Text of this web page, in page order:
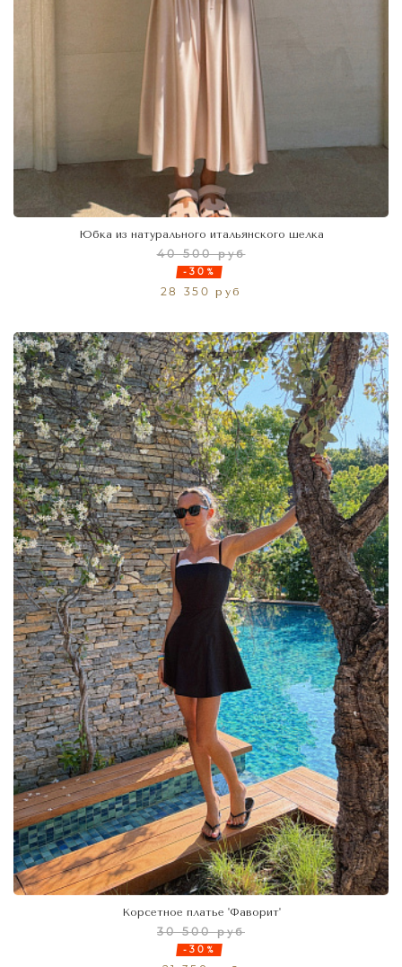
Юбка из натурального итальянского шелка
40 500 руб
-30%
28 350 руб
Корсетное платье 'Фаворит'
30 500 руб
-30%